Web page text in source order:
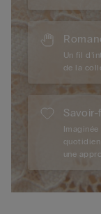
Un fil
de la
une